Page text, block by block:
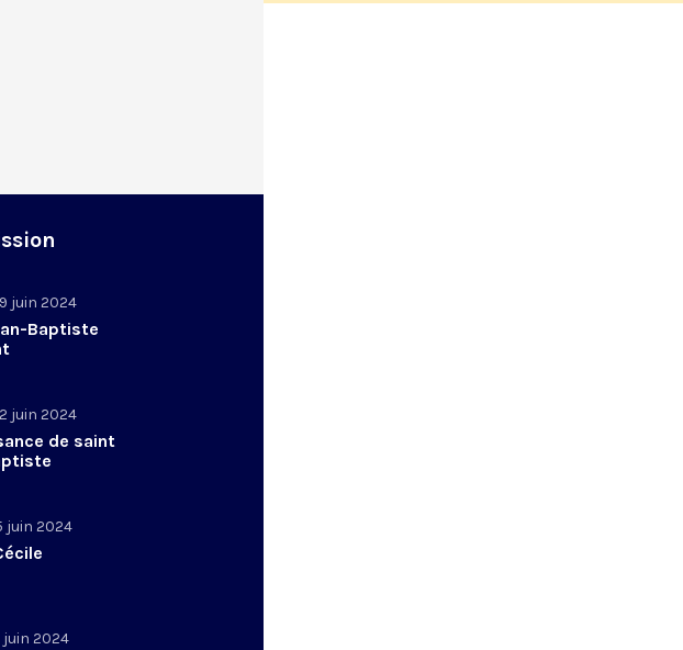
juin 2024
Baptiste
juin 2024
de saint
juin 2024
juin 2024